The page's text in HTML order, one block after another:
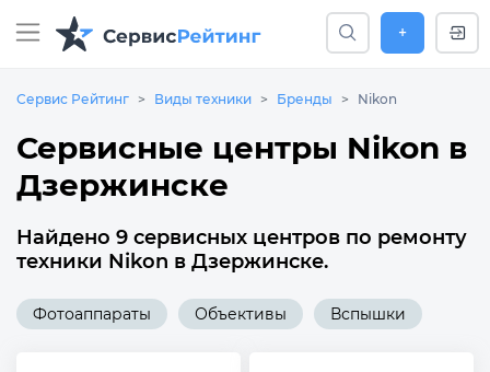
+
Сервис Рейтинг Виды техники Бренды Nikon
Сервисные центры Nikon в
Дзержинске
Найдено 9 сервисных центров по ремонту
техники Nikon в Дзержинске.
Фотоаппараты Объективы Вспышки